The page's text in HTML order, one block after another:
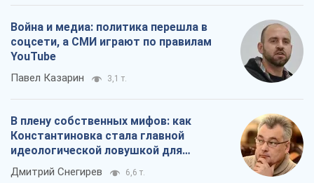
Война и медиа: политика перешла в
соцсети, а СМИ играют по правилам
YouTube
Павел Казарин 3,1 т.
В плену собственных мифов: как
Константиновка стала главной
идеологической ловушкой для
российских оккупантов
Дмитрий Снегирев 6,6 т.